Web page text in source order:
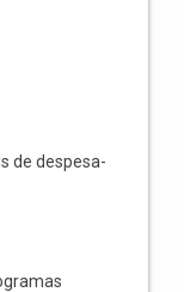
de despesa-